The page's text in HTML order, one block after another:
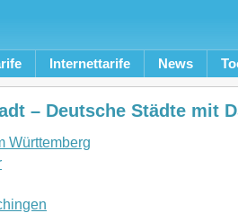
Internettarife News
– Deutsche Städte mit
Württemberg